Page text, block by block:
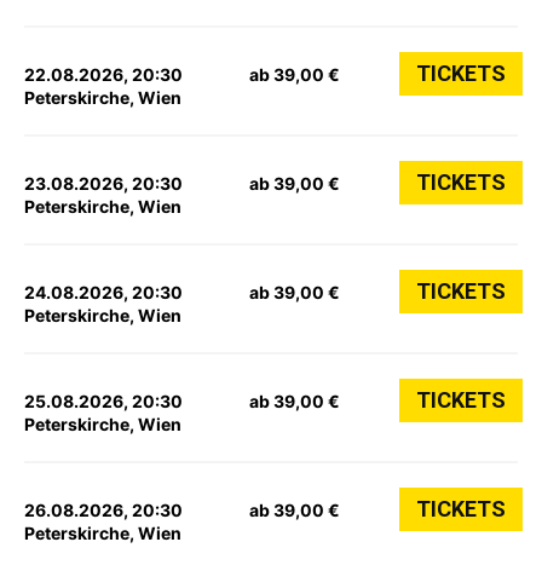
22.08.2026, 20:30
Peterskirche, Wien
ab 39,00 € TICKETS
23.08.2026, 20:30
Peterskirche, Wien
ab 39,00 € TICKETS
24.08.2026, 20:30
Peterskirche, Wien
ab 39,00 € TICKETS
25.08.2026, 20:30
Peterskirche, Wien
ab 39,00 € TICKETS
26.08.2026, 20:30
Peterskirche, Wien
ab 39,00 € TICKETS